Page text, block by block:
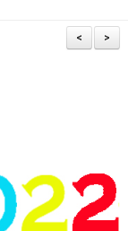
>
<